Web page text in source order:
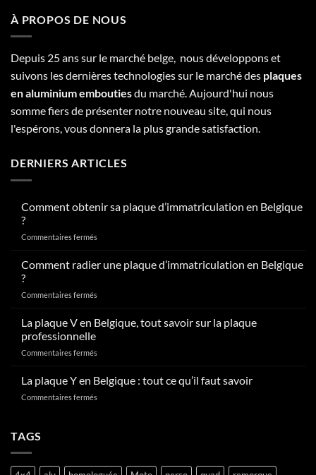
À PROPOS DE NOUS
Depuis 25 ans sur le marché belge, nous développons et
suivons les dernières technologies sur le marché des plaques
en aluminium emboutiesdu marché. Aujourd'hui nous
somme fiers de présenter notre nouveau site, qui nous
l'espérons, vous donnera la plus grande satisfaction.
DERNIERS ARTICLES
Comment obtenir sa plaque d’immatriculation en Belgique
?
Commentaires ferméssur
sa
d’immatriculation
Belgique
Comment radier une plaque d’immatriculation en Belgique
?
Commentaires ferméssur
radier
une
d’immatriculation
Belgique
La plaque V en Belgique, tout savoir sur la plaque
professionnelle
Commentaires ferméssur
plaque
V
en
plaque
La plaque Y en Belgique : tout ce qu’il faut savoir
Commentaires ferméssur
:
TAGS